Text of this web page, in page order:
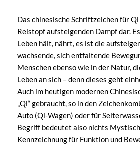
Das chinesische Schriftzeichen für
Reistopf aufsteigenden Dampf dar.
Leben hält, nährt, es ist die
wachsende, sich entfaltende
Menschen ebenso wie in der Natur,
Leben an sich – denn dieses geht
Auch im heutigen modernen
„Qi“ gebraucht, so in den
Auto (Qi-Wagen) oder für
Begriff bedeutet also nichts
Kennzeichnung für Funktion und